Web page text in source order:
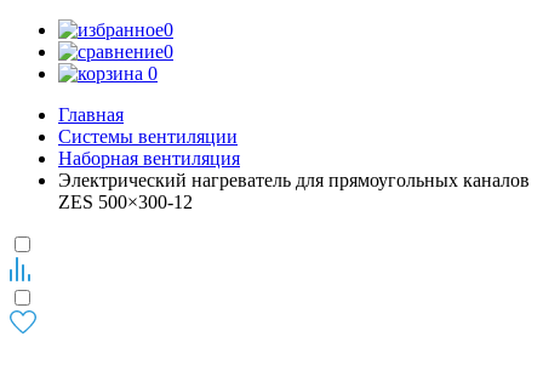
0
0
0
Главная
Системы вентиляции
Наборная вентиляция
Электрический нагреватель для прямоугольных каналов
ZES 500×300-12